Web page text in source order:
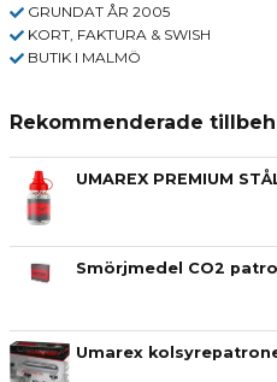
GRUNDAT ÅR 2005
KORT, FAKTURA & SWISH
BUTIK I MALMÖ
Rekommenderade
Umarex